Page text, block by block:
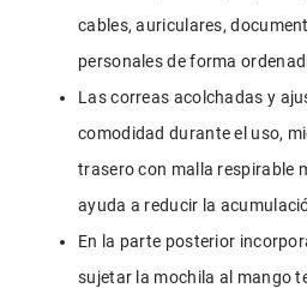
cables, auriculares,
personales de forma
Las correas acolchadas y
comodidad durante el uso,
trasero con malla respirable
ayuda a reducir la
En la parte posterior
sujetar la mochila al mango